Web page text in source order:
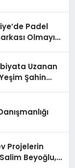
Padel
Olmayı
Uzanan
Şahin
Projelerin
Beyoğlu,